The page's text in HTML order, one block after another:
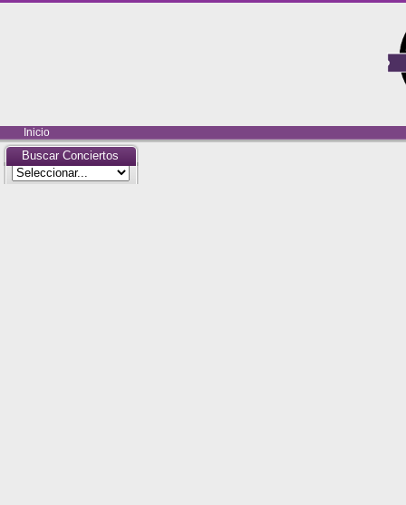
Inicio
Buscar Conciertos